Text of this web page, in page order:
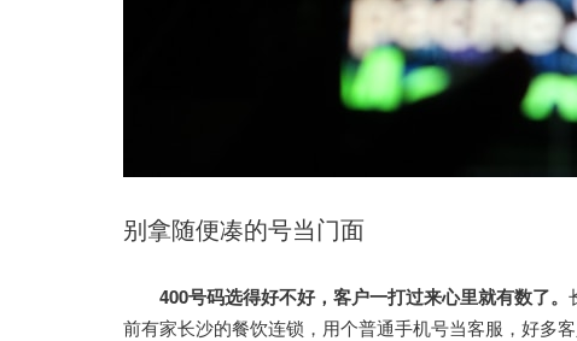
别拿随便凑的号当门面
400号码选得好不好，客户一打过来心里就有数了。
前有家长沙的餐饮连锁，用个普通手机号当客服，好多